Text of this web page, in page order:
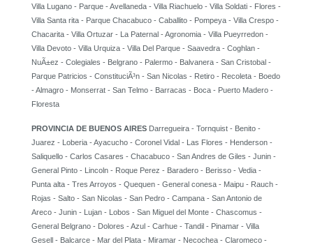
Villa Lugano - Parque - Avellaneda - Villa Riachuelo - Villa Soldati - Flores -
Villa Santa rita - Parque Chacabuco - Caballito - Pompeya - Villa Crespo -
Chacarita - Villa Ortuzar - La Paternal - Agronomia - Villa Pueyrredon -
Villa Devoto - Villa Urquiza - Villa Del Parque - Saavedra - Coghlan -
NuÃ±ez - Colegiales - Belgrano - Palermo - Balvanera - San Cristobal -
Parque Patricios - ConstituciÃ³n - San Nicolas - Retiro - Recoleta - Boedo
- Almagro - Monserrat - San Telmo - Barracas - Boca - Puerto Madero -
Floresta
PROVINCIA DE BUENOS AIRES Darregueira - Tornquist - Benito -
Juarez - Loberia - Ayacucho - Coronel Vidal - Las Flores - Henderson -
Saliquello - Carlos Casares - Chacabuco - San Andres de Giles - Junin -
General Pinto - Lincoln - Roque Perez - Baradero - Berisso - Vedia -
Punta alta - Tres Arroyos - Quequen - General conesa - Maipu - Rauch -
Rojas - Salto - San Nicolas - San Pedro - Campana - San Antonio de
Areco - Junin - Lujan - Lobos - San Miguel del Monte - Chascomus -
General Belgrano - Dolores - Azul - Carhue - Tandil - Pinamar - Villa
Gesell - Balcarce - Mar del Plata - Miramar - Necochea - Claromeco -